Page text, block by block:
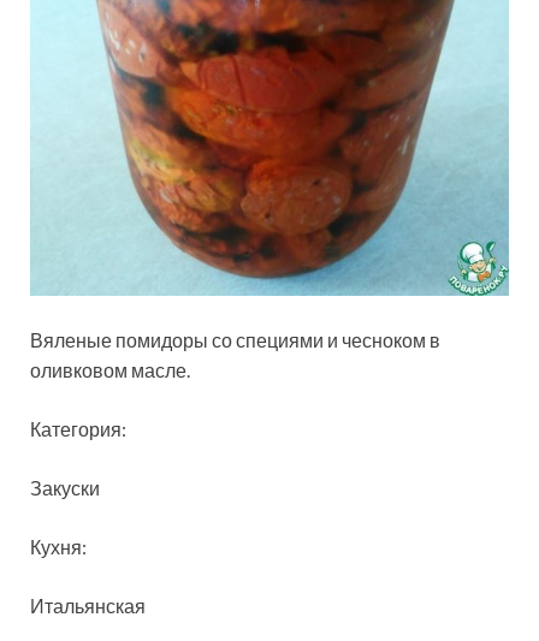
Вяленые помидоры со специями и чесноком в
оливковом масле.
Категория:
Закуски
Кухня:
Итальянская